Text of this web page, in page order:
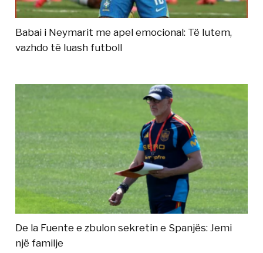
Babai i Neymarit me apel emocional: Të lutem,
vazhdo të luash futboll
De la Fuente e zbulon sekretin e Spanjës: Jemi
një familje